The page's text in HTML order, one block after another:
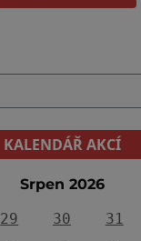
KALENDÁŘ AKCÍ
Srpen 2026
29 30 31